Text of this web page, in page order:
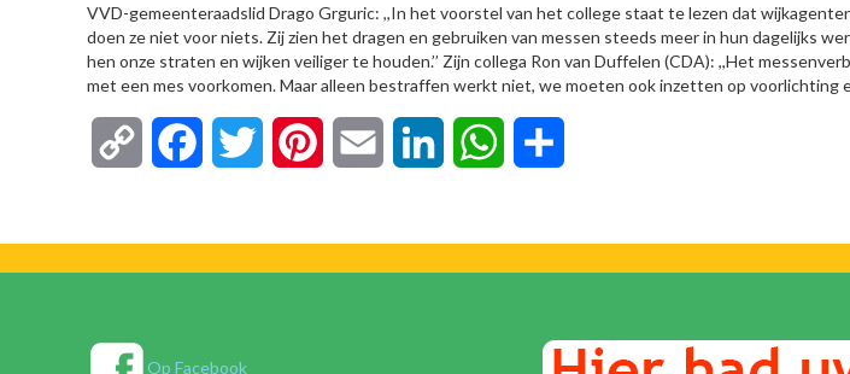
VVD-gemeenteraadslid Drago Grguric: ,,In het voorstel van het college staat te lezen dat
doen ze niet voor niets. Zij zien het dragen en gebruiken van messen steeds meer in hun dagelijks
hen onze straten en wijken veiliger te houden.’’ Zijn collega Ron van Duffelen (CDA): ,,Het
met een mes voorkomen. Maar alleen bestraffen werkt niet, we moeten ook inzetten op voorlichting
Copy FacebookTwitter Pinterest Email LinkedIn WhatsApp
Op Facebook